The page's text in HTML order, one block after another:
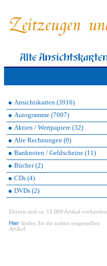
Ansichtskarten (3916)
Autogramme (7097)
Aktien / Wertpapiere (32)
Alte Rechnungen (0)
Banknoten / Geldscheine (11)
Bücher (2)
CDs (4)
DVDs (2)
Derzeit sind ca. 11.069 Artikel vorhanden.
Hier finden Sie die zuletzt eingestellten
Artikel.